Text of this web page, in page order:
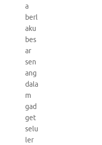
a
berl
aku
bes
ar
sen
ang
dala
m
gad
get
selu
ler